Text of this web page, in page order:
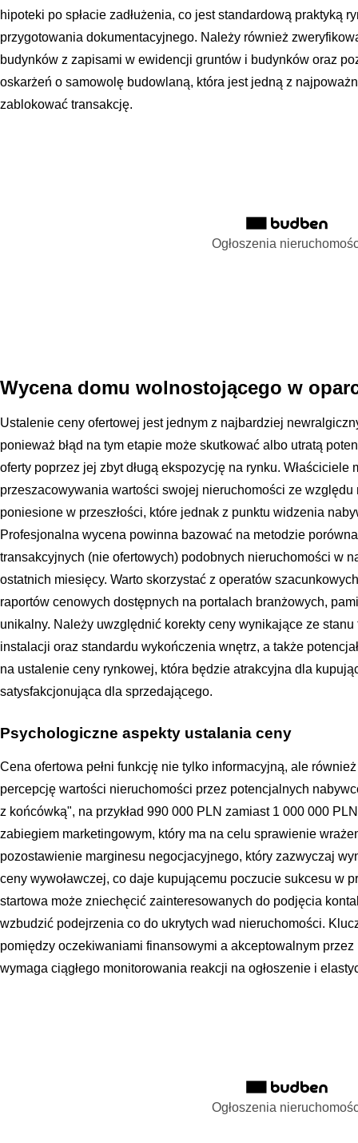
hipoteki po spłacie zadłużenia, co jest standardową praktyką
przygotowania dokumentacyjnego. Należy również
budynków z zapisami w ewidencji gruntów i budynków oraz
oskarżeń o samowolę budowlaną, która jest jedną z
zablokować transakcję.
Ogłoszenia
Wycena domu wolnostojącego w
Ustalenie ceny ofertowej jest jednym z najbardziej
ponieważ błąd na tym etapie może skutkować albo utratą
oferty poprzez jej zbyt długą ekspozycję na rynku. Właściciele
przeszacowywania wartości swojej nieruchomości ze względu
poniesione w przeszłości, które jednak z punktu widzenia
Profesjonalna wycena powinna bazować na metodzie
transakcyjnych (nie ofertowych) podobnych nieruchomości w
ostatnich miesięcy. Warto skorzystać z operatów
raportów cenowych dostępnych na portalach branżowych,
unikalny. Należy uwzględnić korekty ceny wynikające ze
instalacji oraz standardu wykończenia wnętrz, a także
na ustalenie ceny rynkowej, która będzie atrakcyjna dla
satysfakcjonująca dla sprzedającego.
Psychologiczne aspekty ustalania ceny
Cena ofertowa pełni funkcję nie tylko informacyjną, ale
percepcję wartości nieruchomości przez potencjalnych
z końcówką", na przykład 990 000 PLN zamiast 1 000 000
zabiegiem marketingowym, który ma na celu sprawienie
pozostawienie marginesu negocjacyjnego, który zazwyczaj
ceny wywoławczej, co daje kupującemu poczucie sukcesu w
startowa może zniechęcić zainteresowanych do podjęcia
wzbudzić podejrzenia co do ukrytych wad nieruchomości.
pomiędzy oczekiwaniami finansowymi a akceptowalnym
wymaga ciągłego monitorowania reakcji na ogłoszenie i
Ogłoszenia